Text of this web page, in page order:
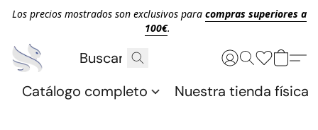
Los precios mostrados son exclusivos para compras superiores a
100€.
Catálogo completo Nuestra tienda física